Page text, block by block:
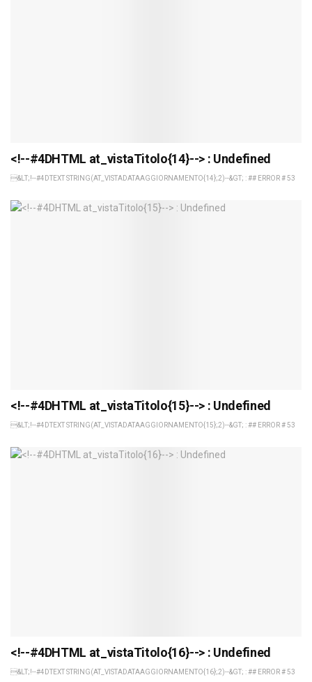
<!--#4DHTML at_vistaTitolo{14}--> : Undefined
&LT;!--#4DTEXT STRING(AT_VISTADATAAGGIORNAMENTO{14};2)--&GT; : ## ERROR # 53
<!--#4DHTML at_vistaTitolo{15}--> : Undefined
&LT;!--#4DTEXT STRING(AT_VISTADATAAGGIORNAMENTO{15};2)--&GT; : ## ERROR # 53
<!--#4DHTML at_vistaTitolo{16}--> : Undefined
&LT;!--#4DTEXT STRING(AT_VISTADATAAGGIORNAMENTO{16};2)--&GT; : ## ERROR # 53